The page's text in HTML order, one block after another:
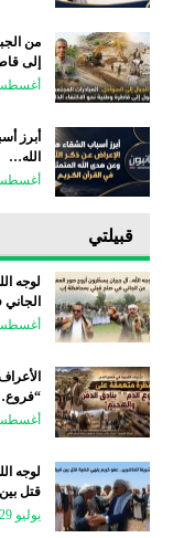
من
إلى
أغسطس 6,
أبرز
الله…
أغسطس 5,
قبيلتي
لوجه
أغسطس 4,
أغسطس 1,
لوجه
قتل
يوليو 29, 2026